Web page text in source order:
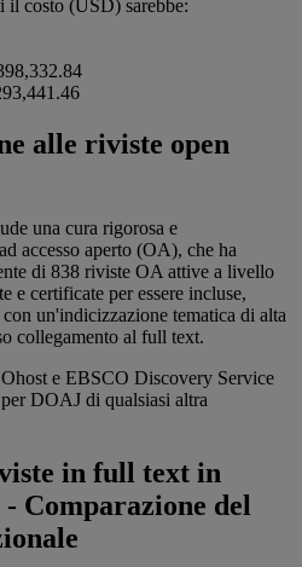
il costo (USD) sarebbe:
alle riviste open
una cura rigorosa e
accesso aperto (OA), che ha
di 838 riviste OA attive a livello
e certificate per essere incluse,
un'indicizzazione tematica di alta
collegamento al full text.
e EBSCO Discovery Service
DOAJ di qualsiasi altra
in full text in
Comparazione del